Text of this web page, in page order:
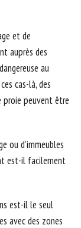
et de
auprès des
au
cas-là, des
proie peuvent être
ou d’immeubles
est-il facilement
est-il le seul
avec des zones